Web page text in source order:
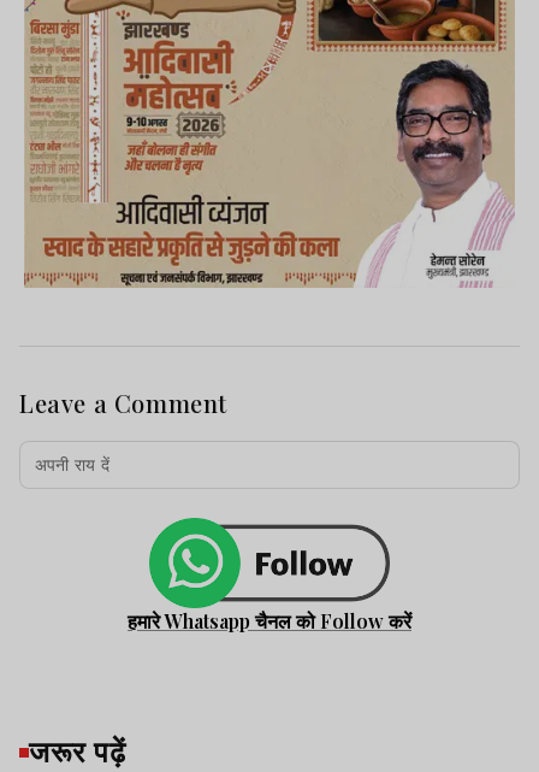
Leave a Comment
हमारे Whatsapp चैनल को Follow करें
जरूर पढ़ें